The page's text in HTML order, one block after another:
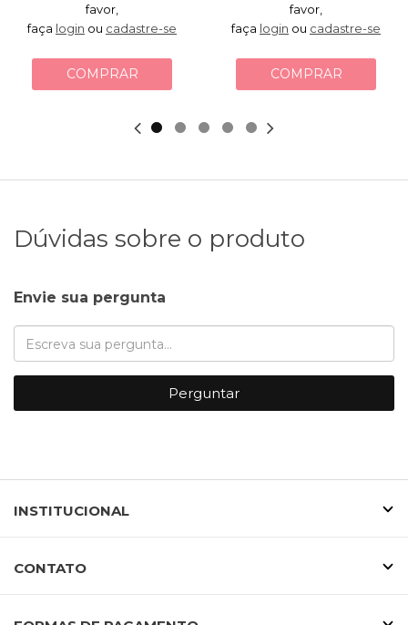
favor,
faça login ou cadastre-se
COMPRAR
favor,
faça login ou cadastre-se
COMPRAR
Dúvidas sobre o produto
Envie sua pergunta
Perguntar
INSTITUCIONAL
CONTATO